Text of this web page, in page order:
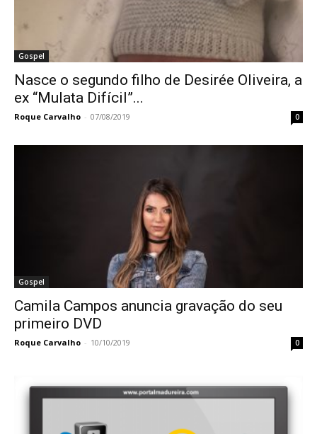
Gospel
Nasce o segundo filho de Desirée Oliveira, a
ex “Mulata Difícil”...
Roque Carvalho - 07/08/2019 0
Gospel
Camila Campos anuncia gravação do seu
primeiro DVD
Roque Carvalho - 10/10/2019 0